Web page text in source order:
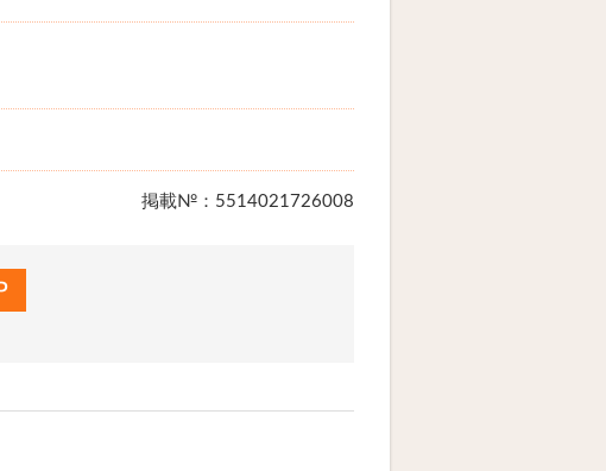
掲載№：5514021726008